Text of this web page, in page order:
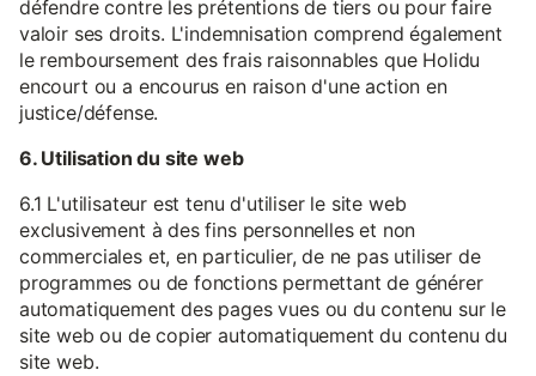
défendre contre les prétentions de tiers ou pour faire
valoir ses droits. L'indemnisation comprend également
le remboursement des frais raisonnables que Holidu
encourt ou a encourus en raison d'une action en
justice/défense.
6. Utilisation du site web
6.1 L'utilisateur est tenu d'utiliser le site web
exclusivement à des fins personnelles et non
commerciales et, en particulier, de ne pas utiliser de
programmes ou de fonctions permettant de générer
automatiquement des pages vues ou du contenu sur le
site web ou de copier automatiquement du contenu du
site web.